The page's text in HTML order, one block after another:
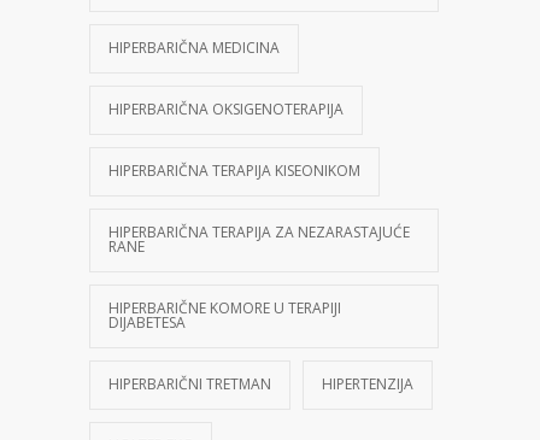
HIPERBARIČNA MEDICINA
HIPERBARIČNA OKSIGENOTERAPIJA
HIPERBARIČNA TERAPIJA KISEONIKOM
HIPERBARIČNA TERAPIJA ZA NEZARASTAJUĆE
RANE
HIPERBARIČNE KOMORE U TERAPIJI
DIJABETESA
HIPERBARIČNI TRETMAN HIPERTENZIJA